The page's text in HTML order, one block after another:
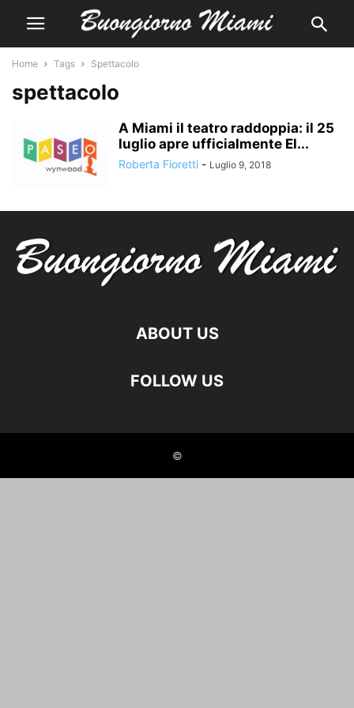
Home Tags Spettacolo
spettacolo
A Miami il teatro raddoppia: il 25
luglio apre ufficialmente El...
Roberta Fioretti - Luglio 9, 2018
ABOUT US
FOLLOW US
©